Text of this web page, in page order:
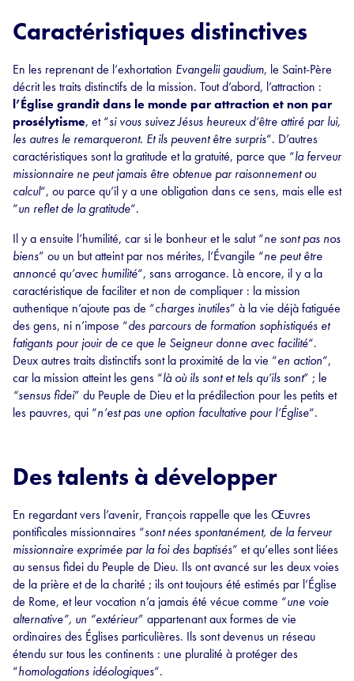
Caractéristiques distinctives
En les reprenant de l’exhortation Evangelii gaudium, le Saint-Père
décrit les traits distinctifs de la mission. Tout d’abord, l’attraction :
l’Église grandit dans le monde par attraction et non par
prosélytisme, et “si vous suivez Jésus heureux d’être attiré par lui,
les autres le remarqueront. Et ils peuvent être surpris“. D’autres
caractéristiques sont la gratitude et la gratuité, parce que “la ferveur
missionnaire ne peut jamais être obtenue par raisonnement ou
calcul“, ou parce qu’il y a une obligation dans ce sens, mais elle est
“un reflet de la gratitude“.
Il y a ensuite l’humilité, car si le bonheur et le salut “ne sont pas nos
biens” ou un but atteint par nos mérites, l’Évangile “ne peut être
annoncé qu’avec humilité“, sans arrogance. Là encore, il y a la
caractéristique de faciliter et non de compliquer : la mission
authentique n’ajoute pas de “charges inutiles” à la vie déjà fatiguée
des gens, ni n’impose “des parcours de formation sophistiqués et
fatigants pour jouir de ce que le Seigneur donne avec facilité“.
Deux autres traits distinctifs sont la proximité de la vie “en action“,
car la mission atteint les gens “là où ils sont et tels qu’ils sont” ; le
“sensus fidei” du Peuple de Dieu et la prédilection pour les petits et
les pauvres, qui “n’est pas une option facultative pour l’Église“.
Des talents à développer
En regardant vers l’avenir, François rappelle que les Œuvres
pontificales missionnaires “sont nées spontanément, de la ferveur
missionnaire exprimée par la foi des baptisés” et qu’elles sont liées
au sensus fidei du Peuple de Dieu. Ils ont avancé sur les deux voies
de la prière et de la charité ; ils ont toujours été estimés par l’Église
de Rome, et leur vocation n’a jamais été vécue comme “une voie
alternative”, un “extérieur” appartenant aux formes de vie
ordinaires des Églises particulières. Ils sont devenus un réseau
étendu sur tous les continents : une pluralité à protéger des
“homologations idéologiques“.